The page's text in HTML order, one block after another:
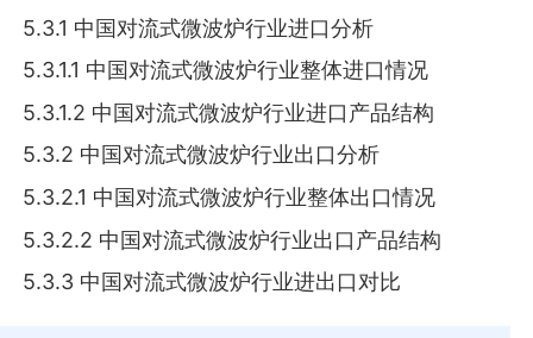
5.3.1 中国对流式微波炉行业进口分析
5.3.1.1 中国对流式微波炉行业整体进口情况
5.3.1.2 中国对流式微波炉行业进口产品结构
5.3.2 中国对流式微波炉行业出口分析
5.3.2.1 中国对流式微波炉行业整体出口情况
5.3.2.2 中国对流式微波炉行业出口产品结构
5.3.3 中国对流式微波炉行业进出口对比